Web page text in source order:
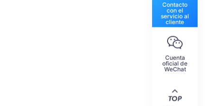
Contacto
con el
servicio al
cliente
Cuenta
oficial de
WeChat